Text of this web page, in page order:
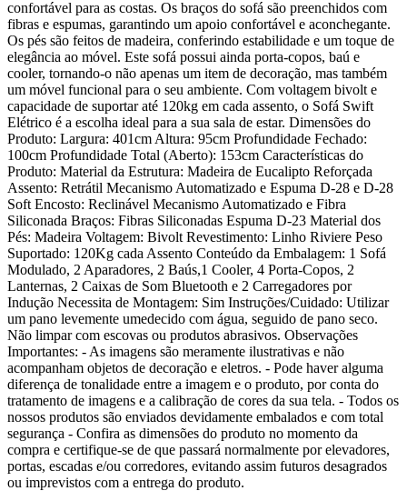
confortável para as costas. Os braços do sofá são preenchidos com
fibras e espumas, garantindo um apoio confortável e aconchegante.
Os pés são feitos de madeira, conferindo estabilidade e um toque de
elegância ao móvel. Este sofá possui ainda porta-copos, baú e
cooler, tornando-o não apenas um item de decoração, mas também
um móvel funcional para o seu ambiente. Com voltagem bivolt e
capacidade de suportar até 120kg em cada assento, o Sofá Swift
Elétrico é a escolha ideal para a sua sala de estar. Dimensões do
Produto: Largura: 401cm Altura: 95cm Profundidade Fechado:
100cm Profundidade Total (Aberto): 153cm Características do
Produto: Material da Estrutura: Madeira de Eucalipto Reforçada
Assento: Retrátil Mecanismo Automatizado e Espuma D-28 e D-28
Soft Encosto: Reclinável Mecanismo Automatizado e Fibra
Siliconada Braços: Fibras Siliconadas Espuma D-23 Material dos
Pés: Madeira Voltagem: Bivolt Revestimento: Linho Riviere Peso
Suportado: 120Kg cada Assento Conteúdo da Embalagem: 1 Sofá
Modulado, 2 Aparadores, 2 Baús,1 Cooler, 4 Porta-Copos, 2
Lanternas, 2 Caixas de Som Bluetooth e 2 Carregadores por
Indução Necessita de Montagem: Sim Instruções/Cuidado: Utilizar
um pano levemente umedecido com água, seguido de pano seco.
Não limpar com escovas ou produtos abrasivos. Observações
Importantes: - As imagens são meramente ilustrativas e não
acompanham objetos de decoração e eletros. - Pode haver alguma
diferença de tonalidade entre a imagem e o produto, por conta do
tratamento de imagens e a calibração de cores da sua tela. - Todos os
nossos produtos são enviados devidamente embalados e com total
segurança - Confira as dimensões do produto no momento da
compra e certifique-se de que passará normalmente por elevadores,
portas, escadas e/ou corredores, evitando assim futuros desagrados
ou imprevistos com a entrega do produto.